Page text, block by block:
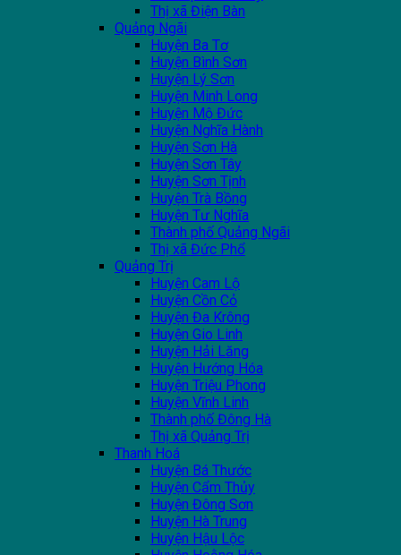
Thị xã Điện Bàn
Quảng Ngãi
Huyện Ba Tơ
Huyện Bình Sơn
Huyện Lý Sơn
Huyện Minh Long
Huyện Mộ Đức
Huyện Nghĩa Hành
Huyện Sơn Hà
Huyện Sơn Tây
Huyện Sơn Tịnh
Huyện Trà Bồng
Huyện Tư Nghĩa
Thành phố Quảng Ngãi
Thị xã Đức Phổ
Quảng Trị
Huyện Cam Lộ
Huyện Cồn Cỏ
Huyện Đa Krông
Huyện Gio Linh
Huyện Hải Lăng
Huyện Hướng Hóa
Huyện Triệu Phong
Huyện Vĩnh Linh
Thành phố Đông Hà
Thị xã Quảng Trị
Thanh Hoá
Huyện Bá Thước
Huyện Cẩm Thủy
Huyện Đông Sơn
Huyện Hà Trung
Huyện Hậu Lộc